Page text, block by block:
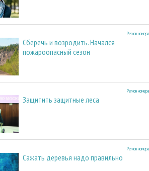
Регион номера
Сберечь и возродить. Начался
пожароопасный сезон
Регион номера
Защитить защитные леса
Регион номера
Сажать деревья надо правильно